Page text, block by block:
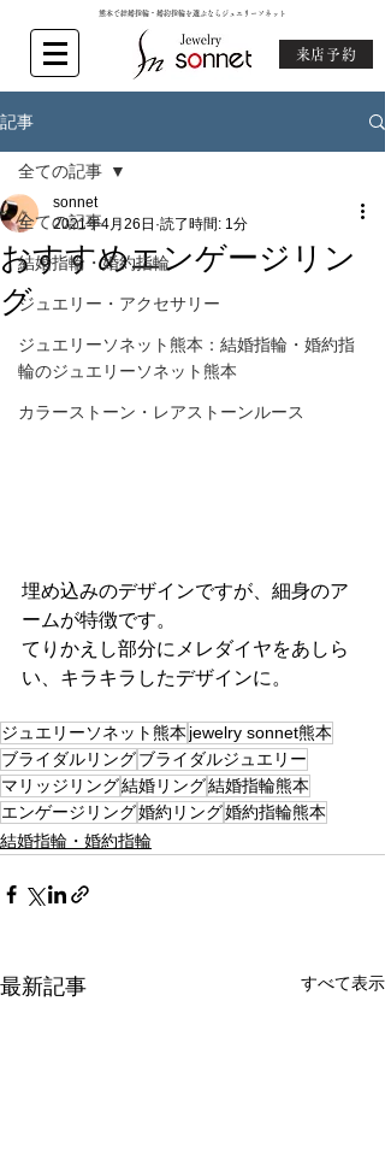
熊本で結婚指輪・婚約指輪を選ぶならジュエリーソネット
来店予約
記事
全ての記事
結婚指輪・婚約指輪
ジュエリー・アクセサリー
ジュエリーソネット熊本：結婚指輪・婚約指
輪のジュエリーソネット熊本
カラーストーン・レアストーンルース
全ての記事
おすすめエンゲージリン
グ
sonnet
2021年4月26日 読了時間: 1分
埋め込みのデザインですが、細身のア
ームが特徴です。
てりかえし部分にメレダイヤをあしら
い、キラキラしたデザインに。
ジュエリーソネット熊本 jewelry sonnet熊本
ブライダルリングブライダルジュエリー
マリッジリング結婚リング結婚指輪熊本
エンゲージリング婚約リング婚約指輪熊本
結婚指輪・婚約指輪
最新記事 すべて表示